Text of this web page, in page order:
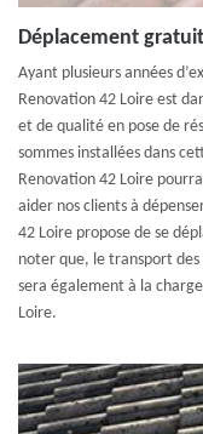
Déplacement
Ayant plusieurs années
Renovation 42 Loire est
et de qualité en pose de
sommes installées dans
Renovation 42 Loire
aider nos clients à
42 Loire propose de se
noter que, le transport des
sera également à la
Loire.